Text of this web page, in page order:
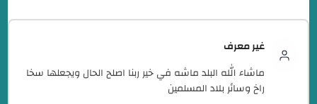
غير معرف
ماشاء الله البلد ماشه في خير ربنا اصلح الحال ويجعلها سخا
راخ وسائر بلاد المسلمين